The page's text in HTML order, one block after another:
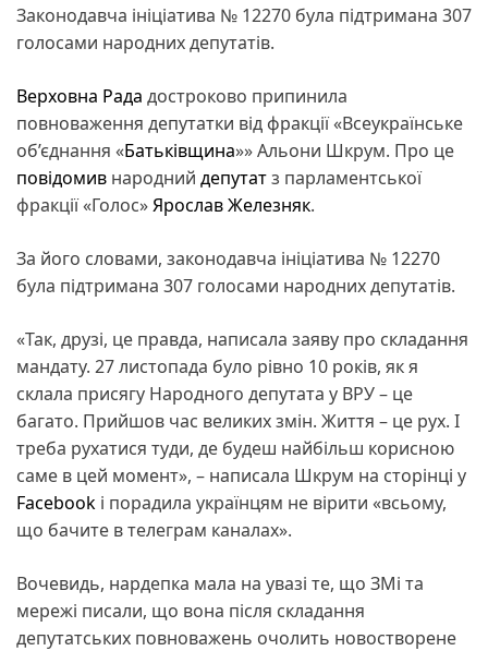
Законодавча ініціатива № 12270 була підтримана 307
голосами народних депутатів.
Верховна Рада достроково припинила
повноваження депутатки від фракції «Всеукраїнське
об’єднання «Батьківщина»» Альони Шкрум. Про це
повідомив народний депутатз парламентської
фракції «Голос»Ярослав Железняк.
За його словами, законодавча ініціатива № 12270
була підтримана 307 голосами народних депутатів.
«Так, друзі, це правда, написала заяву про складання
мандату. 27 листопада було рівно 10 років, як я
склала присягу Народного депутата у ВРУ – це
багато. Прийшов час великих змін. Життя – це рух. І
треба рухатися туди, де будеш найбільш корисною
саме в цей момент», – написала Шкрум на сторінці у
Facebook і порадила українцям не вірити «всьому,
що бачите в телеграм каналах».
Вочевидь, нардепка мала на увазі те, що ЗМі та
мережі писали, що вона після складання
депутатських повноважень очолить новостворене